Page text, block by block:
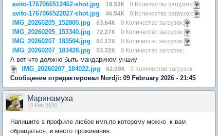
avito-1767066512462-shot.jpg 19.53К 0 Количество загрузок:
avito-1767066522027-shot.jpg 46.54К 0 Количество загрузок:
IMG_20260205_152800.jpg 63.64К 0 Количество загрузок:
IMG_20260205_153340.jpg 72.27К 0 Количество загрузок:
IMG_20260207_183504.jpg 64.12К 0 Количество загрузок:
IMG_20260207_183428.jpg 53.32К 0 Количество загрузок:
А вот что должно быть мандарином уншиу
IMG_20260207_184022.jpg
62.09К 0 Количество загрузок:
Сообщение отредактировал Nordji: 09 February 2026 - 21:45
Маринамуха
10 Feb 2026
Напишите в профиле любое имя,по которому можно к вам
обращаться, и место проживания.